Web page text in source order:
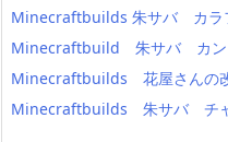
Minecraftbuilds 朱サバ カラ
Minecraftbuild 朱サバ カン
Minecraftbuilds 花屋さんの
Minecraftbuilds 朱サバ チ